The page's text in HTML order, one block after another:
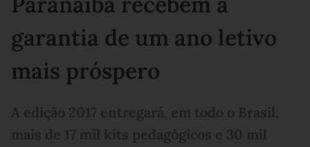
garantia de um ano letivo
mais próspero
A edição 2017 entregará, em todo o Brasil,
mais de 17 mil kits pedagógicos e 30 mil